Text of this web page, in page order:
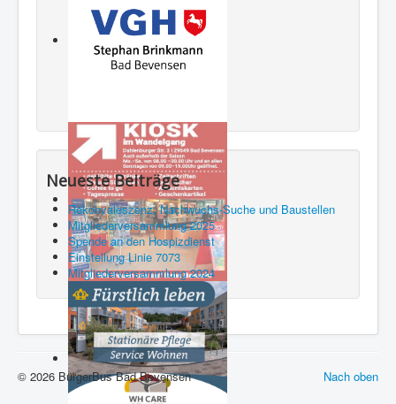
Neueste Beiträge
Rekonvaleszenz, Nachwuchs-Suche und Baustellen
Mitgliederversammlung 2025
Spende an den Hospizdienst
Einstellung Linie 7073
Mitgliederversammlung 2024
Nach oben
© 2026 BürgerBus Bad Bevensen